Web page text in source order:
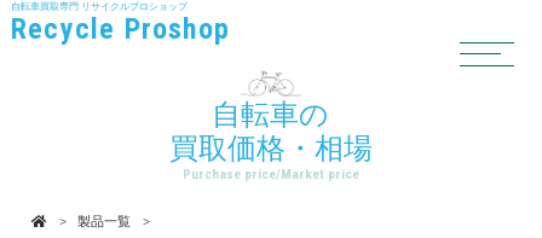
自転車買取専門 リサイクルプロショップ
Recycle Proshop
自転車の
買取価格・相場
Purchase price/Market price
製品一覧